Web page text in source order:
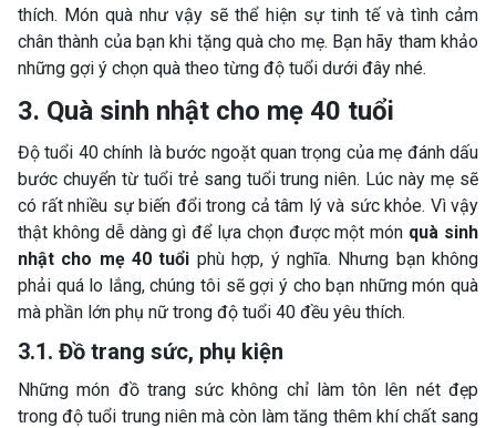
thích. Món quà như vậy sẽ thể hiện sự tinh tế và tình cảm
chân thành của bạn khi tặng quà cho mẹ. Bạn hãy tham khảo
những gợi ý chọn quà theo từng độ tuổi dưới đây nhé.
3. Quà sinh nhật cho mẹ 40 tuổi
Độ tuổi 40 chính là bước ngoặt quan trọng của mẹ đánh dấu
bước chuyển từ tuổi trẻ sang tuổi trung niên. Lúc này mẹ sẽ
có rất nhiều sự biến đổi trong cả tâm lý và sức khỏe. Vì vậy
thật không dễ dàng gì để lựa chọn được một món quà sinh
nhật cho mẹ 40 tuổi phù hợp, ý nghĩa. Nhưng bạn không
phải quá lo lắng, chúng tôi sẽ gợi ý cho bạn những món quà
mà phần lớn phụ nữ trong độ tuổi 40 đều yêu thích.
3.1. Đồ trang sức, phụ kiện
Những món đồ trang sức không chỉ làm tôn lên nét đẹp
trong độ tuổi trung niên mà còn làm tăng thêm khí chất sang